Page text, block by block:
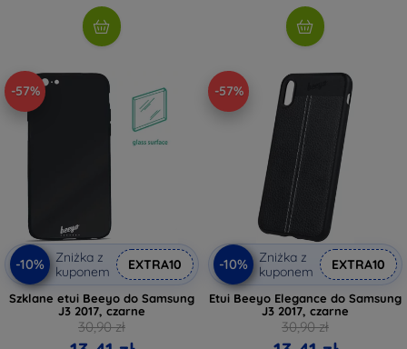
-57%
-10%
Zniżka z
kuponem
EXTRA10
Szklane etui Beeyo do Samsung
J3 2017, czarne
30,90 zł
-57%
-10%
Zniżka z
kuponem
EXTRA10
Etui Beeyo Elegance do Samsung
J3 2017, czarne
30,90 zł